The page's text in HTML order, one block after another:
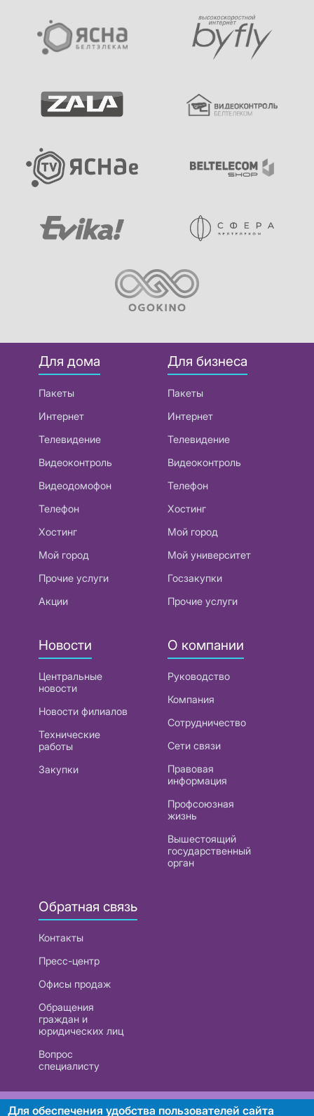
Для дома
Пакеты
Интернет
Телевидение
Видеоконтроль
Видеодомофон
Телефон
Хостинг
Мой город
Прочие услуги
Акции
Для бизнеса
Пакеты
Интернет
Телевидение
Видеоконтроль
Телефон
Хостинг
Мой город
Мой университет
Госзакупки
Прочие услуги
Новости
Центральные
новости
Новости филиалов
Технические
работы
Закупки
О компании
Руководство
Компания
Сотрудничество
Сети связи
Правовая
информация
Профсоюзная
жизнь
Вышестоящий
государственный
орган
Обратная связь
Контакты
Пресс-центр
Офисы продаж
Обращения
граждан и
юридических лиц
Вопрос
специалисту
РУП «Белтелеком». УНП 101007741
Для обеспечения удобства пользователей сайта